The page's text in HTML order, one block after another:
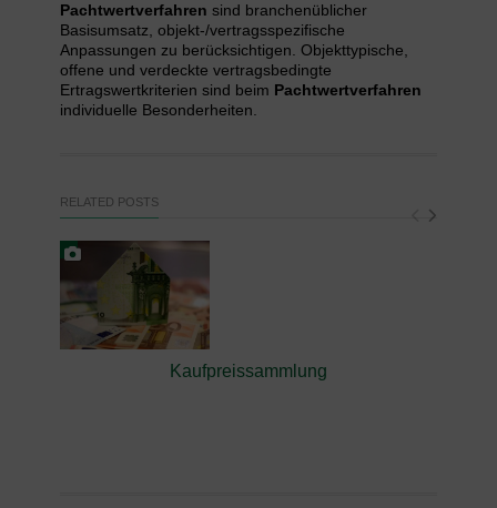
Pachtwertverfahren sind branchenüblicher
Basisumsatz, objekt-/vertragsspezifische
Anpassungen zu berücksichtigen. Objekttypische,
offene und verdeckte vertragsbedingte
Ertragswertkriterien sind beim Pachtwertverfahren
individuelle Besonderheiten.
RELATED POSTS
Kaufpreissammlung